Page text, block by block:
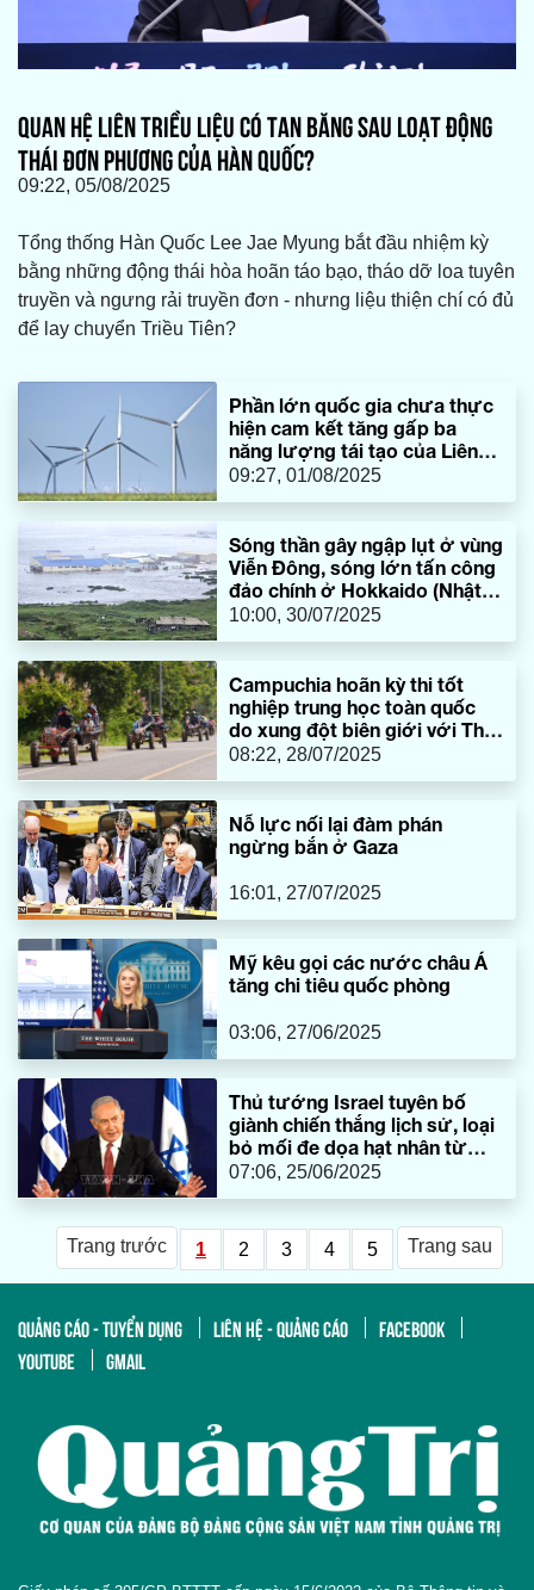
QUAN HỆ LIÊN TRIỀU LIỆU CÓ TAN BĂNG SAU LOẠT ĐỘNG
THÁI ĐƠN PHƯƠNG CỦA HÀN QUỐC?
09:22, 05/08/2025
Tổng thống Hàn Quốc Lee Jae Myung bắt đầu nhiệm kỳ
bằng những động thái hòa hoãn táo bạo, tháo dỡ loa tuyên
truyền và ngưng rải truyền đơn - nhưng liệu thiện chí có đủ
để lay chuyển Triều Tiên?
Phần lớn quốc gia chưa thực
hiện cam kết tăng gấp ba
năng lượng tái tạo của Liên
hợp quốc
09:27, 01/08/2025
Sóng thần gây ngập lụt ở vùng
Viễn Đông, sóng lớn tấn công
đảo chính ở Hokkaido (Nhật
Bản)
10:00, 30/07/2025
Campuchia hoãn kỳ thi tốt
nghiệp trung học toàn quốc
do xung đột biên giới với Thái
Lan
08:22, 28/07/2025
Nỗ lực nối lại đàm phán
ngừng bắn ở Gaza
16:01, 27/07/2025
Mỹ kêu gọi các nước châu Á
tăng chi tiêu quốc phòng
03:06, 27/06/2025
Thủ tướng Israel tuyên bố
giành chiến thắng lịch sử, loại
bỏ mối đe dọa hạt nhân từ
Iran
07:06, 25/06/2025
Trang trước 1 2 3 4 5 Trang sau
QUẢNG CÁO - TUYỂN DỤNG LIÊN HỆ - QUẢNG CÁO
FACEBOOK
YOUTUBE
GMAIL